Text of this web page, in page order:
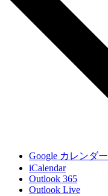
Google カレンダー
iCalendar
Outlook 365
Outlook Live